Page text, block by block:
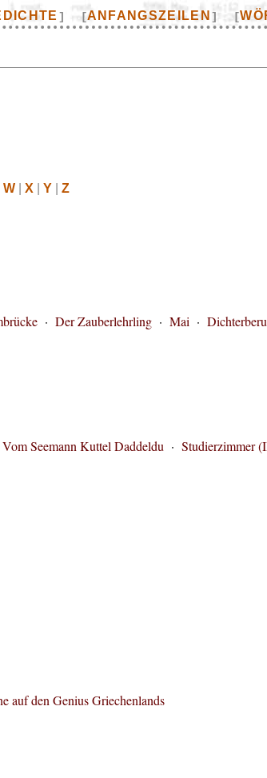
] [ANFANGSZEILEN ] [
W X Y Z
· Der Zauberlehrling · Mai ·
Vom Seemann Kuttel Daddeldu · Studierzimmer
auf den Genius Griechenlands